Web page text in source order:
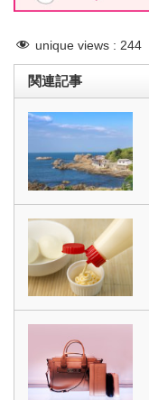
unique views : 244
関連記事